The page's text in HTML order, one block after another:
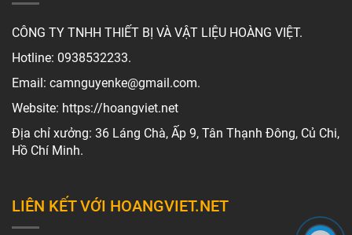
CÔNG TY TNHH THIẾT BỊ VÀ VẬT LIỆU HOÀNG VIỆT.
Hotline: 0938532233.
Email: camnguyenke@gmail.com.
Website: https://hoangviet.net
Địa chỉ xưởng: 36 Láng Chà, Ấp 9, Tân Thạnh Đông, Củ Chi,
Hồ Chí Minh.
LIÊN KẾT VỚI HOANGVIET.NET